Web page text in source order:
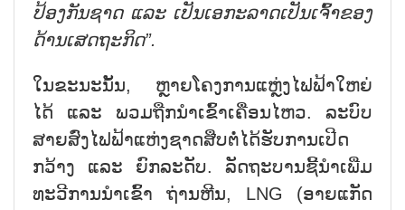
ປ້ອງກັນຊາດ ແລະ ເປັນເອກະລາດເປັນເຈົ້າຂອງ
ດ້ານເສດຖະກິດ”.
ໃນຂະນະນັ້ນ, ຫຼາຍໂຄງການແຫຼ່ງໄຟຟ້າໃຫຍ່
ໄດ້ ແລະ ພວມຖືກນຳເຂົ້າເຄື່ອນໄຫວ. ລະບົບ
ສາຍສົ່ງໄຟຟ້າແຫ່ງຊາດສືບຕໍ່ໄດ້ຮັບການເປີດ
ກວ້າງ ແລະ ຍົກລະດັບ. ລັດຖະບານຊີ້ນຳເພີ່ມ
ທະວີການນຳເຂົ້າ ຖ່ານຫີນ, LNG (ອາຍແກັດ